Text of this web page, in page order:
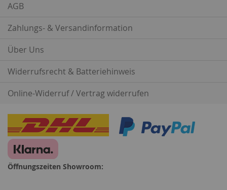
AGB
Zahlungs- & Versandinformation
Über Uns
Widerrufsrecht & Batteriehinweis
Online-Widerruf / Vertrag widerrufen
Öffnungszeiten Showroom: